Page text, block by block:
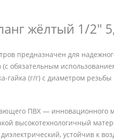
жёлтый 1/2"
предназначен для
(с обязательным
гайка (г/г) с диаметром
ПВХ — инновационного
высокотехнологичный
устойчив к